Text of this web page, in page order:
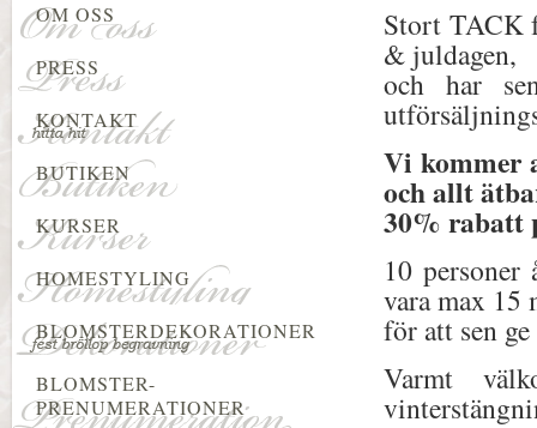
Stort TACK
& juldagen,
och har
Vi kommer
och allt
30% rabatt
10
vara max
för att sen
Varmt
OM OSS
PRESS
KONTAKT
BUTIKEN
KURSER
HOMESTYLING
BLOMSTERDEKORATIONER
BLOMSTER-
PRENUMERATIONER